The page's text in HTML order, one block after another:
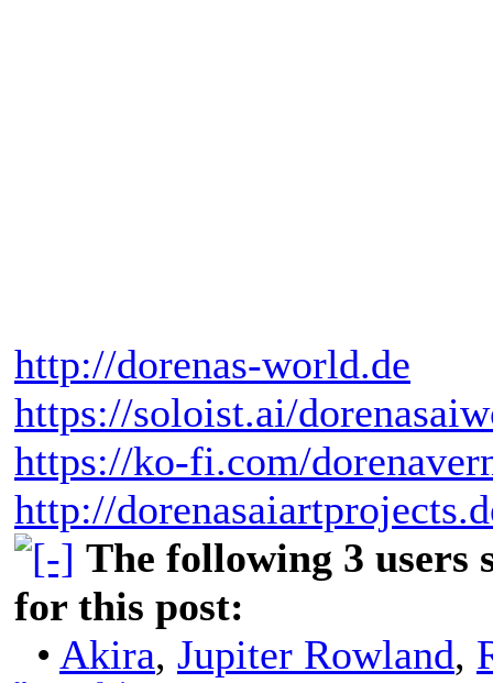
http://dorenas-world.de
https://soloist.ai/
https://ko-fi.com/
http://
The following 3 users
for this post:
• Akira, Jupiter Rowland,